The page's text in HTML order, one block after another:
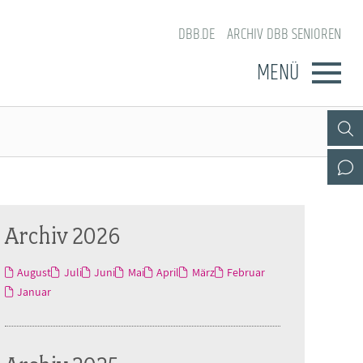
DBB.DE ARCHIV DBB SENIOREN
MENÜ
Archiv 2026
August Juli Juni Mai April März
Februar
Januar